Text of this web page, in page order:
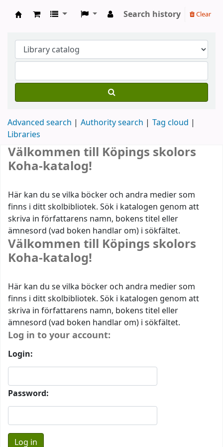
Search history Clear
Advanced search Authority search
Tag cloud
Libraries
Koha home
Välkommen till Köpings skolors
Koha-katalog!
Här kan du se vilka böcker och andra medier som
finns i ditt skolbibliotek. Sök i katalogen genom att
skriva in författarens namn, bokens titel eller
ämnesord (vad boken handlar om) i sökfältet.
Välkommen till Köpings skolors
Koha-katalog!
Här kan du se vilka böcker och andra medier som
finns i ditt skolbibliotek. Sök i katalogen genom att
skriva in författarens namn, bokens titel eller
ämnesord (vad boken handlar om) i sökfältet.
Log in to your account:
Login:
Password: